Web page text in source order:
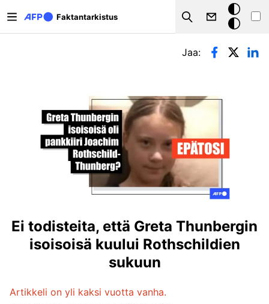
Faktantarkistus
Search
Tumma
tila
Ensisijaiset välilehdet
Jaa:
Ei todisteita, että Greta Thunbergin
isoisoisä kuului Rothschildien
sukuun
Artikkeli on yli kaksi vuotta vanha.